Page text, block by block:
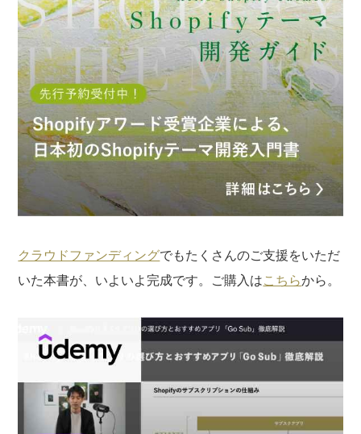
※なお、ご質問については回答できない場合と、当ブログ
の記事にて個人情報を伏せたうえで回答させていただく
場合がございます。あらかじめご了承ください。
クラウドファンディングでもたくさんのご支援をいただ
いた本書が、いよいよ完成です。ご購入はこちらから。